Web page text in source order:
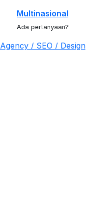
Multinasional
Ada pertanyaan?
Agency / SEO / Design